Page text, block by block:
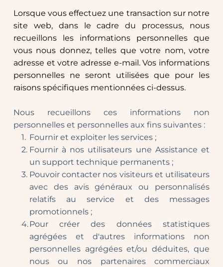
Lorsque vous effectuez une transaction sur notre
site web, dans le cadre du processus, nous
recueillons les informations personnelles que
vous nous donnez, telles que votre nom, votre
adresse et votre adresse e-mail. Vos informations
personnelles ne seront utilisées que pour les
raisons spécifiques mentionnées ci-dessus.
Nous recueillons ces informations non
personnelles et personnelles aux fins suivantes :
Fournir et exploiter les services ;
Fournir à nos utilisateurs une Assistance et
un support technique permanents ;
Pouvoir contacter nos visiteurs et utilisateurs
avec des avis généraux ou personnalisés
relatifs au service et des messages
promotionnels ;
Pour créer des données statistiques
agrégées et d'autres informations non
personnelles agrégées et/ou déduites, que
nous ou nos partenaires commerciaux